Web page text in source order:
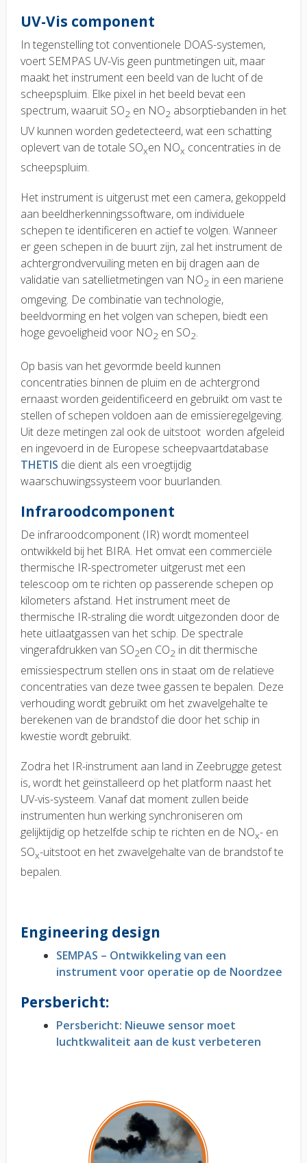
UV-Vis component
In tegenstelling tot conventionele DOAS-systemen,
voert SEMPAS UV-Vis geen puntmetingen uit, maar
maakt het instrument een beeld van de lucht of de
scheepspluim. Elke pixel in het beeld bevat een
spectrum, waaruit SO2 en NO2 absorptiebanden in het
UV kunnen worden gedetecteerd, wat een schatting
oplevert van de totale SOxen NOx concentraties in de
scheepspluim.
Het instrument is uitgerust met een camera, gekoppeld
aan beeldherkenningssoftware, om individuele
schepen te identificeren en actief te volgen. Wanneer
er geen schepen in de buurt zijn, zal het instrument de
achtergrondvervuiling meten en bij dragen aan de
validatie van satellietmetingen van NO2 in een mariene
omgeving. De combinatie van technologie,
beeldvorming en het volgen van schepen, biedt een
hoge gevoeligheid voor NO2 en SO2.
Op basis van het gevormde beeld kunnen
concentraties binnen de pluim en de achtergrond
ernaast worden geïdentificeerd en gebruikt om vast te
stellen of schepen voldoen aan de emissieregelgeving.
Uit deze metingen zal ook de uitstoot worden afgeleid
en ingevoerd in de Europese scheepvaartdatabase
THETIS die dient als een vroegtijdig
waarschuwingssysteem voor buurlanden.
Infraroodcomponent
De infraroodcomponent (IR) wordt momenteel
ontwikkeld bij het BIRA. Het omvat een commerciële
thermische IR-spectrometer uitgerust met een
telescoop om te richten op passerende schepen op
kilometers afstand. Het instrument meet de
thermische IR-straling die wordt uitgezonden door de
hete uitlaatgassen van het schip. De spectrale
vingerafdrukken van SO2en CO2 in dit thermische
emissiespectrum stellen ons in staat om de relatieve
concentraties van deze twee gassen te bepalen. Deze
verhouding wordt gebruikt om het zwavelgehalte te
berekenen van de brandstof die door het schip in
kwestie wordt gebruikt.
Zodra het IR-instrument aan land in Zeebrugge getest
is, wordt het geïnstalleerd op het platform naast het
UV-vis-systeem. Vanaf dat moment zullen beide
instrumenten hun werking synchroniseren om
gelijktijdig op hetzelfde schip te richten en de NOx- en
SOx-uitstoot en het zwavelgehalte van de brandstof te
bepalen.
Engineering design
SEMPAS – Ontwikkeling van een
instrument voor operatie op de Noordzee
Persbericht:
Persbericht: Nieuwe sensor moet
luchtkwaliteit aan de kust verbeteren